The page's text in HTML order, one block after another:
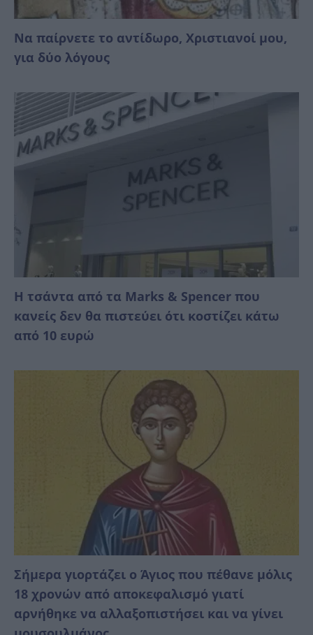
Να παίρνετε το αντίδωρο, Χριστιανοί μου,
για δύο λόγους
Η τσάντα από τα Marks & Spencer που
κανείς δεν θα πιστεύει ότι κοστίζει κάτω
από 10 ευρώ
Σήμερα γιορτάζει ο Άγιος που πέθανε μόλις
18 χρονών από αποκεφαλισμό γιατί
αρνήθηκε να αλλαξοπιστήσει και να γίνει